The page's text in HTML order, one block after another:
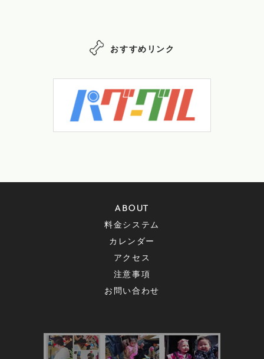
おすすめリンク
ABOUT
料金システム
カレンダー
アクセス
注意事項
お問い合わせ